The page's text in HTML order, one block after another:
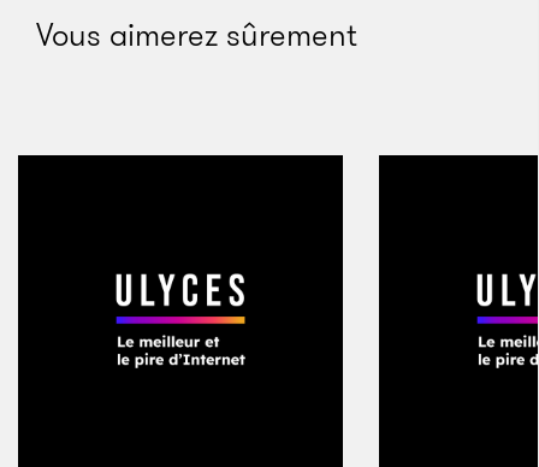
de terres et de meurtres. Sa parole a pesé, lors d’un
journalistes. Selon la façon dont vous faites le
compte, seuls la Syrie, l’Irak et la Somalie sont plus
mortels. Le Centre pour la liberté et la responsabilité
Vous aimerez sûrement